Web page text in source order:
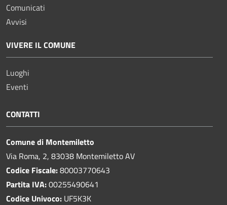
Comunicati
Avvisi
VIVERE IL COMUNE
Luoghi
Eventi
CONTATTI
Comune di Montemiletto
Via Roma, 2, 83038 Montemiletto AV
Codice Fiscale:80003770643
Partita IVA:00255490641
Codice Univoco: UF5K3K